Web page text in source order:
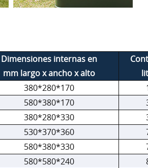
Dimensiones internas en
mm largo x ancho x alto
380*280*170
580*380*170
380*280*330
530*370*360
580*380*330
580*580*240